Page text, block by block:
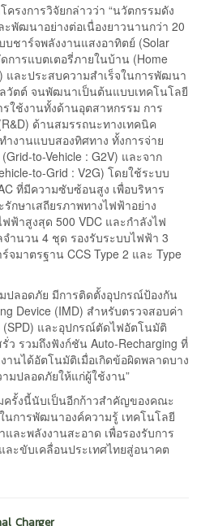
ารวิจัยกล่าวว่า “นวัตกรรมดัง
พัฒนาอย่างต่อเนื่องยาวนานกว่า 20
ชาร์จพลังงานแสงอาทิตย์ (Solar
การแบตเตอรี่ภายในบ้าน (Home
และประสบความสำเร็จในการพัฒนา
วัตต์ จนพัฒนาเป็นต้นแบบเทคโนโลยี
ใช้งานทั้งด้านอุตสาหกรรม การ
ด้านสมรรถนะทางเทคนิค
ำงานแบบสองทิศทาง ทั้งการจ่าย
to-Vehicle : G2V) และจาก
to-Grid : V2G) โดยใช้ระบบ
ที่มีความซับซ้อนสูง เพื่อบริหาร
กษาเสถียรภาพทางไฟฟ้าอย่าง
ฟ้าสูงสุด 500 VDC และกำลังไฟ
ำนวน 4 ชุด รองรับระบบไฟฟ้า 3
จมาตรฐาน CCS Type 2 และ Type
ดภัย มีการติดตั้งอุปกรณ์ป้องกัน
Device (IMD) สำหรับตรวจสอบค่า
และอุปกรณ์ตัดไฟอัตโนมัติ
ว รวมถึงฟังก์ชัน Auto-Recharging ที่
นได้อัตโนมัติเมื่อเกิดข้อผิดพลาดบาง
มปลอดภัยให้แก่ผู้ใช้งาน”
นับเป็นอีกก้าวสำคัญของคณะ
การพัฒนาองค์ความรู้ เทคโนโลยี
ละพลังงานสะอาด เพื่อรองรับการ
ะขับเคลื่อนประเทศไทยสู่อนาคต
Charger